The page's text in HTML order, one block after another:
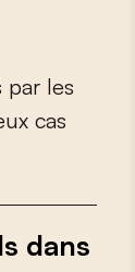
par les
ux cas
dans